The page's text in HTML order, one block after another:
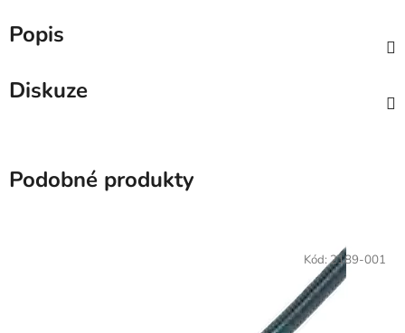
Popis
Diskuze
Podobné produkty
Kód:2189-001